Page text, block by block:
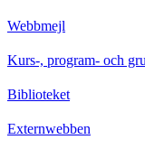
Webbmejl
Kurs-, program- och
Biblioteket
Externwebben